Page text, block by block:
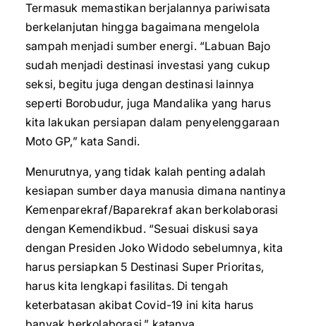
Termasuk memastikan berjalannya pariwisata
berkelanjutan hingga bagaimana mengelola
sampah menjadi sumber energi. “Labuan Bajo
sudah menjadi destinasi investasi yang cukup
seksi, begitu juga dengan destinasi lainnya
seperti Borobudur, juga Mandalika yang harus
kita lakukan persiapan dalam penyelenggaraan
Moto GP,” kata Sandi.
Menurutnya, yang tidak kalah penting adalah
kesiapan sumber daya manusia dimana nantinya
Kemenparekraf/Baparekraf akan berkolaborasi
dengan Kemendikbud. “Sesuai diskusi saya
dengan Presiden Joko Widodo sebelumnya, kita
harus persiapkan 5 Destinasi Super Prioritas,
harus kita lengkapi fasilitas. Di tengah
keterbatasan akibat Covid-19 ini kita harus